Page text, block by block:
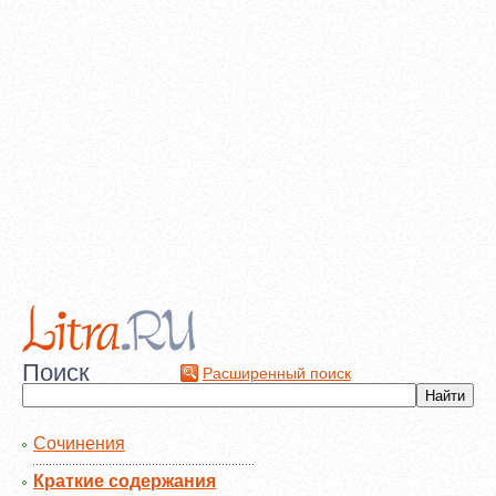
Поиск Расширенный поиск
Сочинения
Краткие содержания